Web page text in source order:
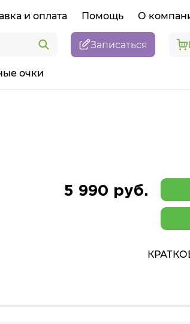
и оплата Помощь О
Записаться
очки
5 990 руб.